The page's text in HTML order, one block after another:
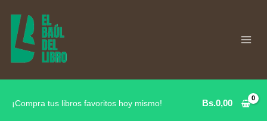
contenido
¡Compra tus libros favoritos hoy mismo! Bs.0,00